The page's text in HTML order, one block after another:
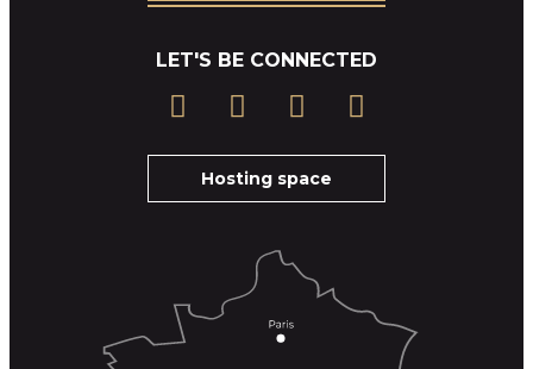
LET'S BE CONNECTED
Hosting space